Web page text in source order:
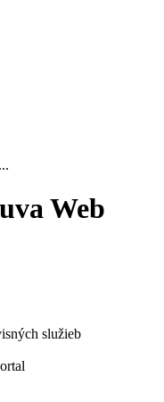
Web
služieb